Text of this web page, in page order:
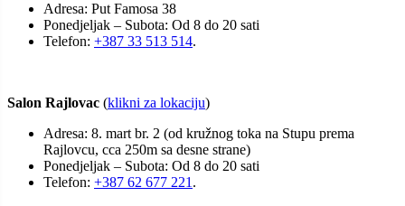
Adresa: Put Famosa 38
Ponedjeljak – Subota: Od 8 do 20 sati
Telefon: +387 33 513 514.
Salon Rajlovac (klikni za lokaciju)
Adresa: 8. mart br. 2 (od kružnog toka na Stupu prema
Rajlovcu, cca 250m sa desne strane)
Ponedjeljak – Subota: Od 8 do 20 sati
Telefon: +387 62 677 221 .